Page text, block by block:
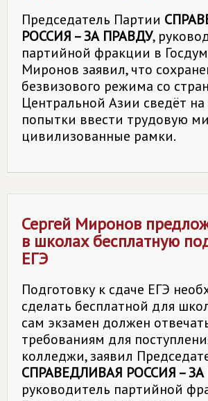
Председатель Партии
РОССИЯ – ЗА ПРАВДУ,
партийной фракции в
Миронов заявил, что
безвизового режима со
Центральной Азии сведёт
попытки ввести трудовую
цивилизованные рамки.
Сергей Миронов
в школах бесплатную
ЕГЭ
Подготовку к сдаче ЕГЭ
сделать бесплатной для
сам экзамен должен
требованиям для
колледжи, заявил
СПРАВЕДЛИВАЯ РОССИЯ –
руководитель партийной